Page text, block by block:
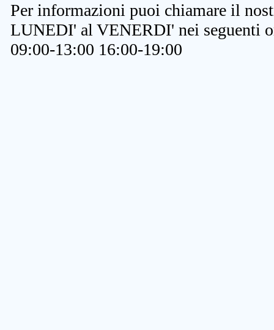
Per informazioni puoi chiamare il
LUNEDI' al VENERDI' nei seguenti
09:00-13:00 16:00-19:00